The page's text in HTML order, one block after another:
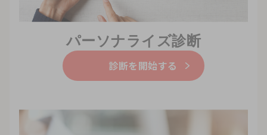
パーソナライズ診断
診断を開始する